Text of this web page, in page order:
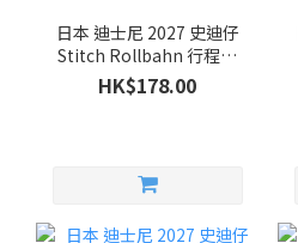
日本 迪士尼 2027 史迪仔
Stitch Rollbahn 行程簿
(MV78)
HK$178.00